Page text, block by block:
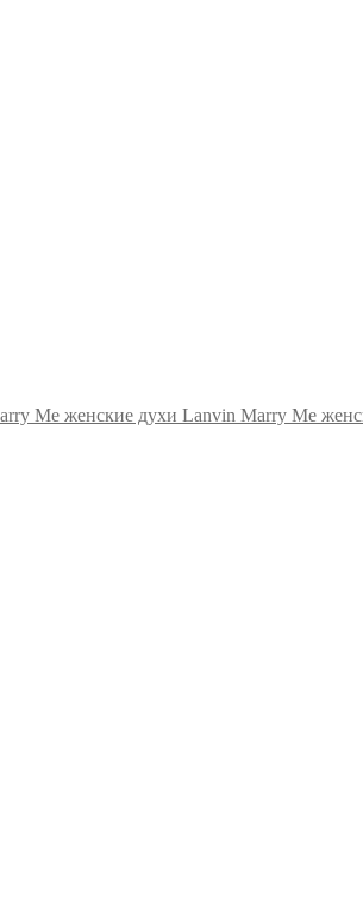
Lanvin Marry Me